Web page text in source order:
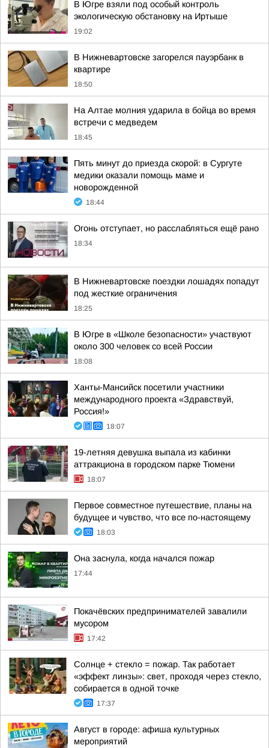
В Югре взяли под особый контроль
экологическую обстановку на Иртыше
19:02
В Нижневартовске загорелся пауэрбанк в
квартире
18:50
На Алтае молния ударила в бойца во время
встречи с медведем
18:45
Пять минут до приезда скорой: в Сургуте
медики оказали помощь маме и
новорожденной
18:44
Огонь отступает, но расслабляться ещё рано
18:34
В Нижневартовске поездки лошадях попадут
под жесткие ограничения
18:25
В Югре в «Школе безопасности» участвуют
около 300 человек со всей России
18:08
Ханты-Мансийск посетили участники
международного проекта «Здравствуй,
Россия!»
18:07
19-летняя девушка выпала из кабинки
аттракциона в городском парке Тюмени
18:07
Первое совместное путешествие, планы на
будущее и чувство, что все по-настоящему
18:03
Она заснула, когда начался пожар
17:44
Покачёвских предпринимателей завалили
мусором
17:42
Солнце + стекло = пожар. Так работает
«эффект линзы»: свет, проходя через стекло,
собирается в одной точке
17:37
Август в городе: афиша культурных
мероприятий